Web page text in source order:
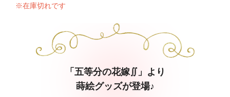
※在庫切れです
「五等分の花嫁∬」より
蒔絵グッズが登場♪